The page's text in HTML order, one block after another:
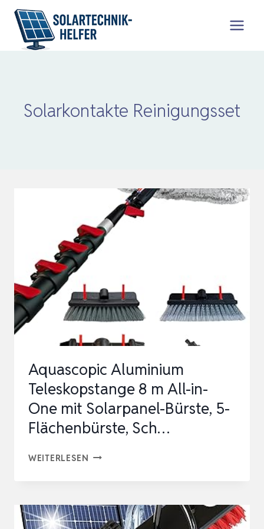
Zum
Inhalt
springen
Solarkontakte Reinigungsset
Aquascopic Aluminium
Teleskopstange 8 m All-in-
One mit Solarpanel-Bürste, 5-
Flächenbürste, Sch…
WEITERLESEN AQUASCOPIC
8